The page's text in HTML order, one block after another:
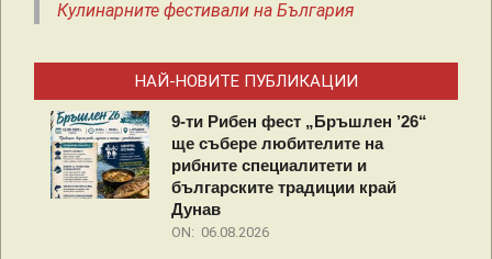
Кулинарните фестивали на България
НАЙ-НОВИТЕ ПУБЛИКАЦИИ
9-ти Рибен фест „Бръшлен ’26“
ще събере любителите на
рибните специалитети и
българските традиции край
Дунав
ON: 06.08.2026